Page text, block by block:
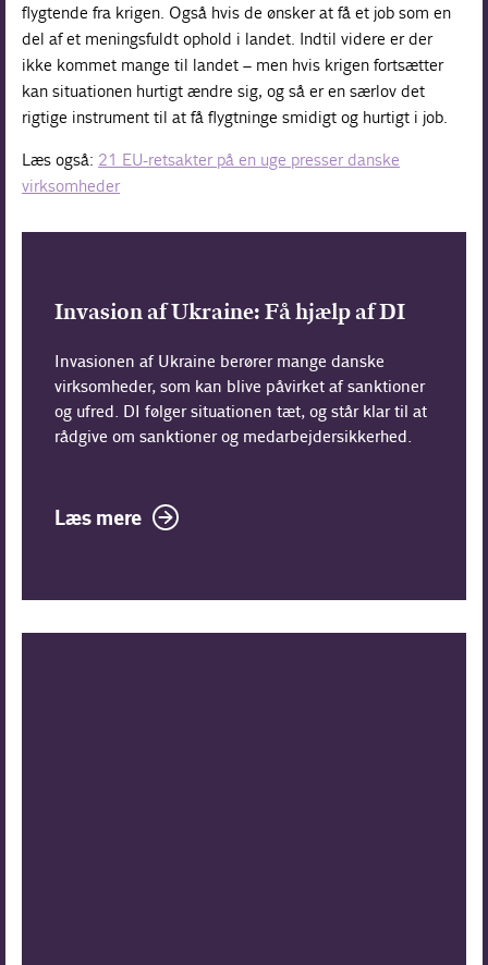
flygtende fra krigen. Også hvis de ønsker at få et job som en
del af et meningsfuldt ophold i landet. Indtil videre er der
ikke kommet mange til landet – men hvis krigen fortsætter
kan situationen hurtigt ændre sig, og så er en særlov det
rigtige instrument til at få flygtninge smidigt og hurtigt i job.
Læs også: 21 EU-retsakter på en uge presser danske
virksomheder
Invasion af Ukraine: Få hjælp af DI
Invasionen af Ukraine berører mange danske
virksomheder, som kan blive påvirket af sanktioner
og ufred. DI følger situationen tæt, og står klar til at
rådgive om sanktioner og medarbejdersikkerhed.
Læs mere